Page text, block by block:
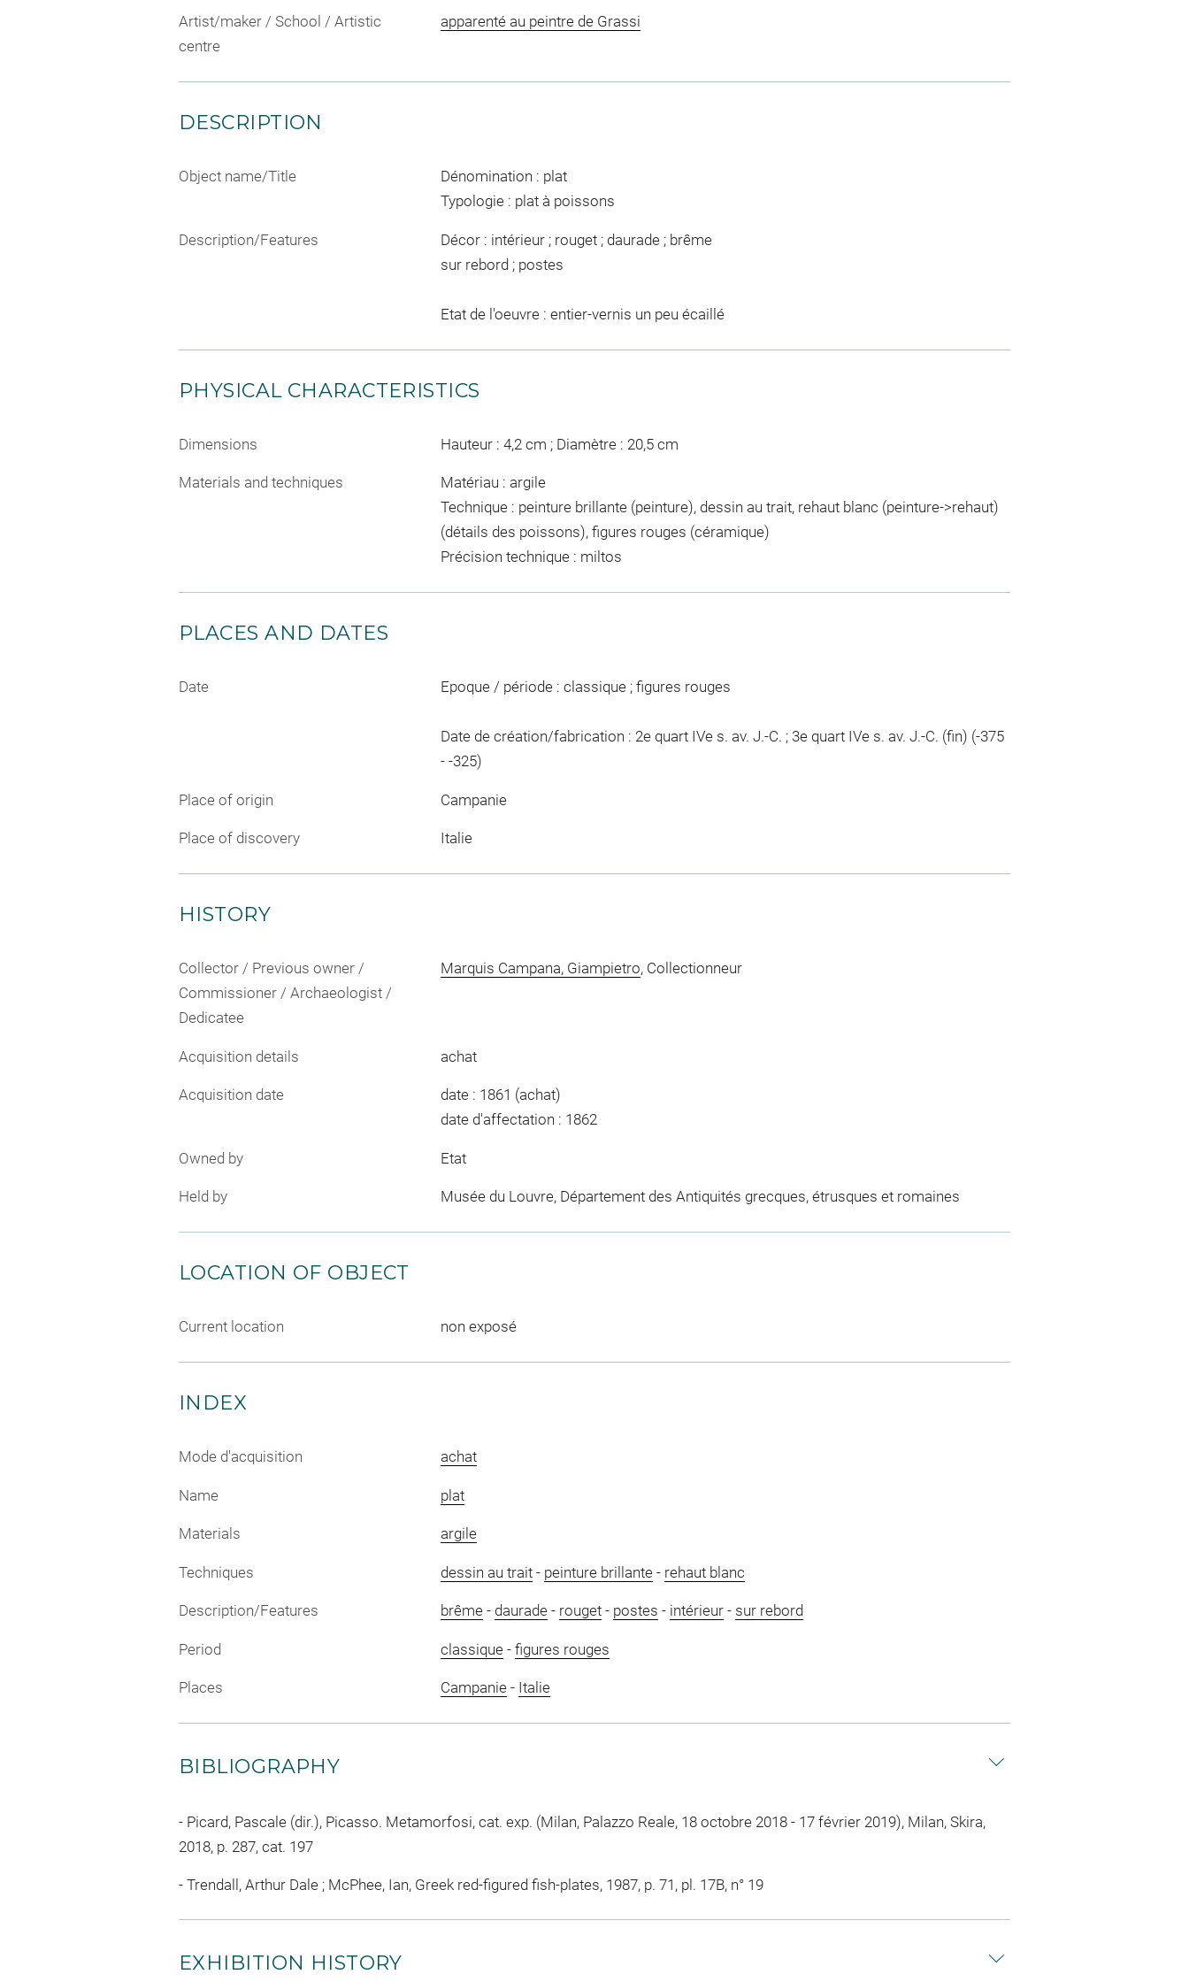
Artist/maker / School / Artistic
centre
apparenté au peintre de Grassi
DESCRIPTION
Object name/Title
Dénomination : plat
Typologie : plat à poissons
Description/Features
Décor : intérieur ; rouget ; daurade ; brême
sur rebord ; postes
Etat de l'oeuvre : entier-vernis un peu écaillé
PHYSICAL CHARACTERISTICS
Dimensions Hauteur : 4,2 cm ; Diamètre : 20,5 cm
Materials and techniques
Matériau : argile
Technique : peinture brillante (peinture), dessin au trait, rehaut blanc (peinture->rehaut)
(détails des poissons), figures rouges (céramique)
Précision technique : miltos
PLACES AND DATES
Date Epoque / période : classique ; figures rouges
Date de création/fabrication : 2e quart IVe s. av. J.-C. ; 3e quart IVe s. av. J.-C. (fin) (-375
- -325)
Place of origin Campanie
Place of discovery Italie
HISTORY
Collector / Previous owner /
Commissioner / Archaeologist /
Dedicatee
Marquis Campana, Giampietro, Collectionneur
Acquisition details achat
Acquisition date
date : 1861 (achat)
date d'affectation : 1862
Owned by Etat
Held by Musée du Louvre, Département des Antiquités grecques, étrusques et romaines
LOCATION OF OBJECT
Current location non exposé
INDEX
Mode d'acquisition achat
Name plat
Materials argile
Techniques dessin au trait- peinture brillante- rehaut blanc
Description/Features brême- daurade- rouget- postes - intérieur- sur rebord
Period classique- figures rouges
Places Campanie- Italie
BIBLIOGRAPHY
Picard, Pascale (dir.), Picasso. Metamorfosi, cat. exp. (Milan, Palazzo Reale, 18 octobre 2018 - 17 février 2019), Milan, Skira,
2018, p. 287, cat. 197
Trendall, Arthur Dale ; McPhee, Ian, Greek red-figured fish-plates, 1987, p. 71, pl. 17B, n° 19
EXHIBITION HISTORY